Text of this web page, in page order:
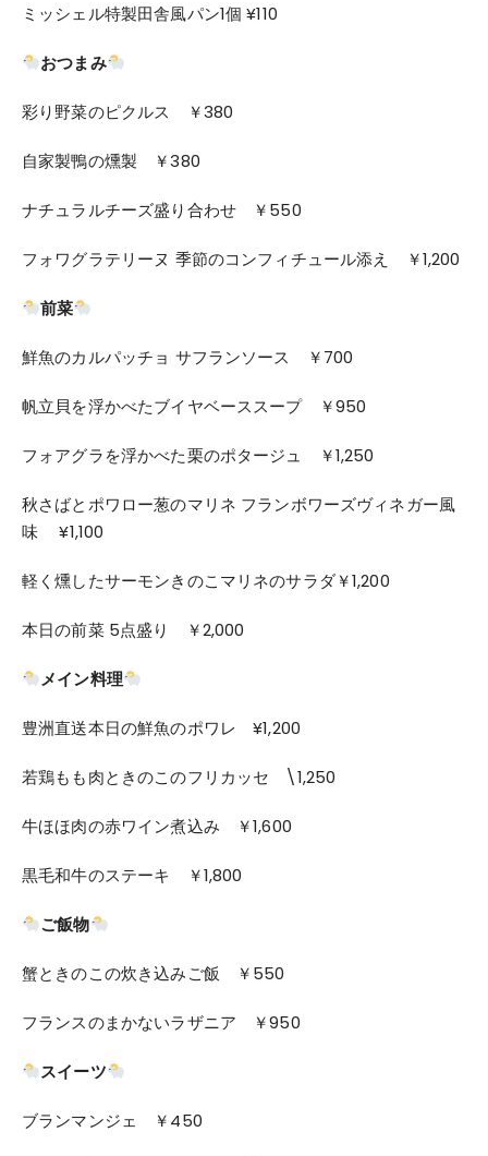
ミッシェル特製田舎風パン1個 ¥110
おつまみ
彩り野菜のピクルス ￥380
自家製鴨の燻製 ￥380
ナチュラルチーズ盛り合わせ ￥550
フォワグラテリーヌ 季節のコンフィチュール添え ￥1,200
前菜
鮮魚のカルパッチョ サフランソース ￥700
帆立貝を浮かべたブイヤベーススープ ￥950
フォアグラを浮かべた栗のポタージュ ￥1,250
秋さばとポワロー葱のマリネ フランボワーズヴィネガー風
味 ¥1,100
軽く燻したサーモンきのこマリネのサラダ￥1,200
本日の前菜 5点盛り ￥2,000
メイン料理
豊洲直送本日の鮮魚のポワレ ¥1,200
若鶏もも肉ときのこのフリカッセ \1,250
牛ほほ肉の赤ワイン煮込み ￥1,600
黒毛和牛のステーキ ￥1,800
ご飯物
蟹ときのこの炊き込みご飯 ￥550
フランスのまかないラザニア ￥950
スイーツ
ブランマンジェ ￥450